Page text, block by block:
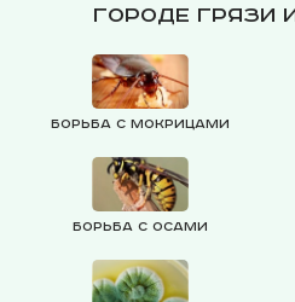
городе Грязи
Борьба с мокрицами
Борьба с осами